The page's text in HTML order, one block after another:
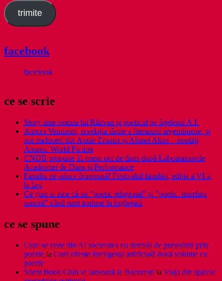
trimite
facebook
facebook
ce se scrie
Story time poezia lui Răzvan și poeticul pe înțelesul A.I.
Aurora Venturini, revelația târzie a literaturii argentiniene, și
noi traduceri din Annie Ernaux și Ahmet Altan – noutăți
Anansi. World Fiction
CNDB propune 11 piese noi de dans după Laboaratoarele
Academiei de Dans și Performance
Familia ne aduce împreună! Festivalul familiei, ediția a VI-a,
la Iași
Ce gust ai zice că au ”poetic relațional” și ”poetic. interfața
sonoră” când sunt traduse în înghețată
ce se spune
Cum se vede din AI societatea cu demisii de președinți prin
poezie la Cum citește inteligența artificială două volume cu
poezie
Silent Book Club se lansează la București la Viaţa din spatele